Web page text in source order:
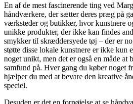
En af de mest fascinerende ting ved
håndværkere, der sætter deres præg på
værksteder og butikker, hvor kunstnere
unikke produkter, der ikke kan findes
smykker til skræddersyede tøj – der er
støtte disse lokale kunstnere er ikke kun
noget unikt, men det er også en måde at
samfund på. Hver gang du køber noget
hjælper du med at bevare den kreative
speciel.